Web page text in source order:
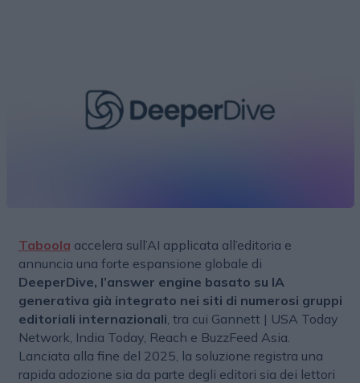
Taboola accelera sull’AI applicata all’editoria e
annuncia una forte espansione globale di
DeeperDive, l’answer engine basato su IA
generativa già integrato nei siti di numerosi gruppi
editoriali internazionali , tra cui Gannett | USA Today
Network, India Today, Reach e BuzzFeed Asia.
Lanciata alla fine del 2025, la soluzione registra una
rapida adozione sia da parte degli editori sia dei lettori